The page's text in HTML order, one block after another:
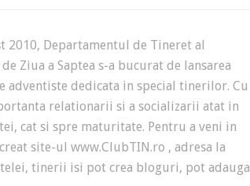
2010, Departamentul de Tineret al
Ziua a Saptea s-a bucurat de lansarea
adventiste dedicata in special tinerilor. Cu
relationarii si a socializarii atat in
cat si spre maturitate. Pentru a veni in
site-ul www.ClubTIN.ro , adresa la
tinerii isi pot crea bloguri, pot adauga